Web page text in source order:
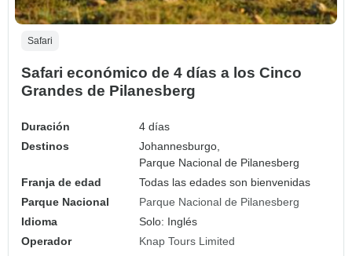
Safari
Safari económico de 4 días a los Cinco
Grandes de Pilanesberg
Duración
4 días
Destinos
Johannesburgo,
Parque Nacional de Pilanesberg
Franja de edad
Todas las edades son bienvenidas
Parque Nacional
Parque Nacional de Pilanesberg
Idioma
Solo: Inglés
Operador
Knap Tours Limited